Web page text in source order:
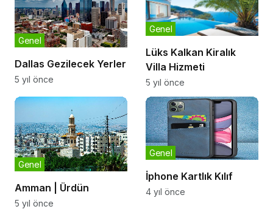
Dallas Gezilecek Yerler
Genel
5 yıl önce
Lüks Kalkan Kiralık
Villa Hizmeti
Genel
5 yıl önce
Amman | Ürdün
Genel
5 yıl önce
İphone Kartlık Kılıf
Genel
4 yıl önce